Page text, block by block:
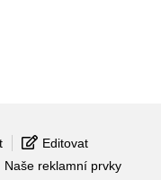
Editovat
Naše reklamní prvky